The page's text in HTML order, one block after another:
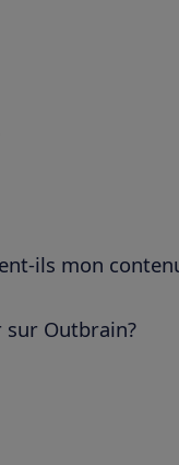
ils mon
sur Outbrain?